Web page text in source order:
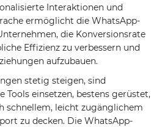
Interaktionen und
ermöglicht die WhatsApp-
die Konversionsrate
Effizienz zu verbessern und
aufzubauen.
stetig steigen, sind
Tools einsetzen, bestens gerüstet,
schnellem, leicht zugänglichem
zu decken. Die WhatsApp-